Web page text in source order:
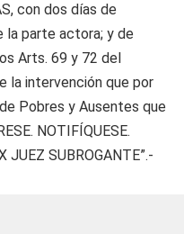
con dos días de
la parte actora; y de
Arts. 69 y 72 del
la intervención que por
Pobres y Ausentes que
NOTIFÍQUESE.
JUEZ SUBROGANTE”.-